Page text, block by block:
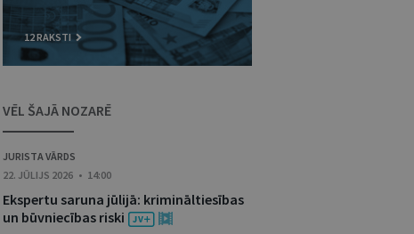
12 RAKSTI
VĒL ŠAJĀ NOZARĒ
JURISTA VĀRDS
22. JŪLIJS 2026 • 14:00
Ekspertu saruna jūlijā: krimināltiesības
un būvniecības riski